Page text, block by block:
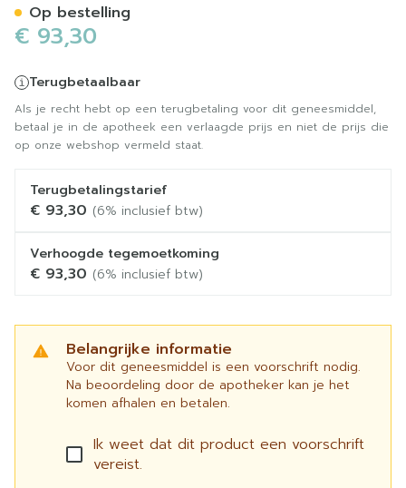
€ 93,30
Terugbetaalbaar
Als je recht hebt op een terugbetaling voor dit geneesmiddel,
betaal je in de apotheek een verlaagde prijs en niet de prijs die
op onze webshop vermeld staat.
Terugbetalingstarief
€ 93,30 (6% inclusief btw)
Verhoogde tegemoetkoming
€ 93,30 (6% inclusief btw)
Belangrijke informatie
Voor dit geneesmiddel is een voorschrift nodig.
Na beoordeling door de apotheker kan je het
komen afhalen en betalen.
Ik weet dat dit product een voorschrift
vereist.
Op bestelling